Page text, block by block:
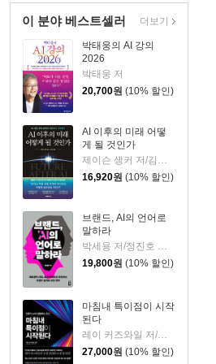
이 분야 베스트셀러
박태웅의 AI 강의
2026
박태웅 저
20,700원 (10% 할인)
AI 이후의 미래 어떻
게 될 것인가
제이슨 솅커 저/김익성 역
16,920원 (10% 할인)
브랜드, AI의 언어로
말하라
박세용 저/정진호 그림
19,800원 (10% 할인)
마침내 특이점이 시작
된다
레이 커즈와일 저/이충호 역/장대익 감수
27,000원 (10% 할인)
더보기